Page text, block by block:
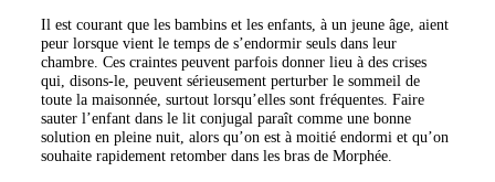
Il est courant que les bambins et les enfants, à un jeune âge, aient
peur lorsque vient le temps de s’endormir seuls dans leur
chambre. Ces craintes peuvent parfois donner lieu à des crises
qui, disons-le, peuvent sérieusement perturber le sommeil de
toute la maisonnée, surtout lorsqu’elles sont fréquentes. Faire
sauter l’enfant dans le lit conjugal paraît comme une bonne
solution en pleine nuit, alors qu’on est à moitié endormi et qu’on
souhaite rapidement retomber dans les bras de Morphée.